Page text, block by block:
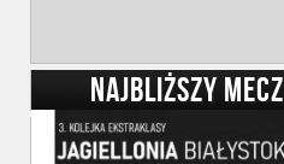
NAJBLIŻSZY MECZ